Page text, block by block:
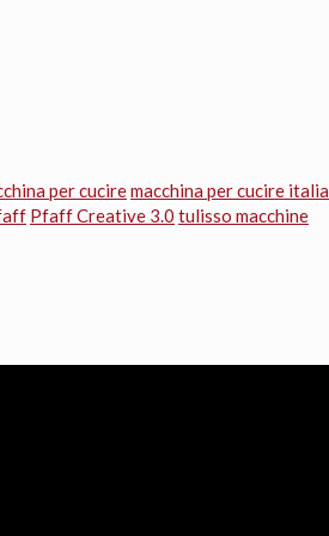
per cuciremacchina per cucire italia
Pfaff Creative 3.0 tulisso macchine